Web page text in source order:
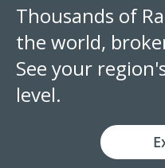
Thousands of
the world,
See your
level.